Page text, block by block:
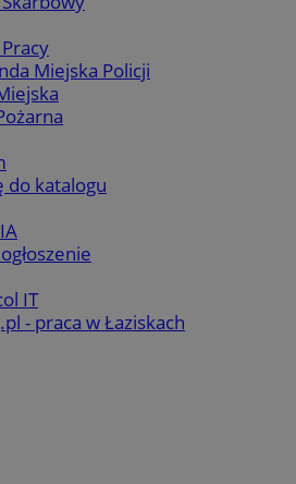
Miejska Policji
do katalogu
IT
- praca w Łaziskach